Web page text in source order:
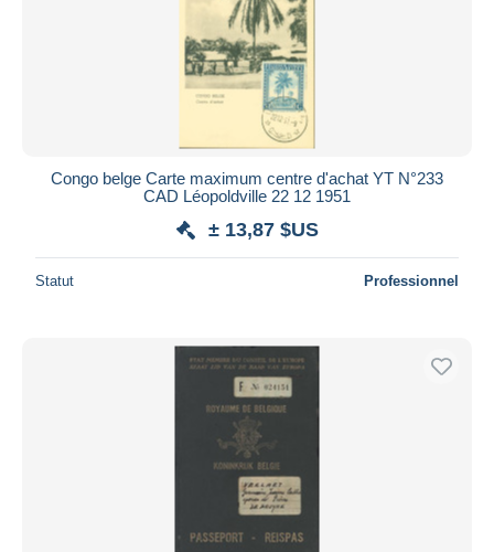
Congo belge Carte maximum centre d'achat YT N°233
CAD Léopoldville 22 12 1951
± 13,87 $US
Statut Professionnel